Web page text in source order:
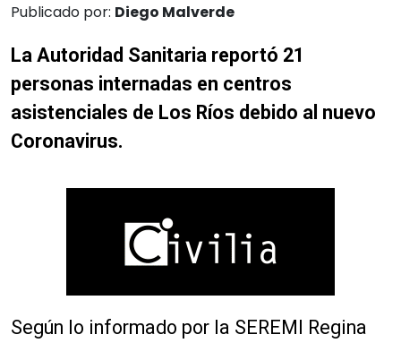
Publicado por: Diego Malverde
La Autoridad Sanitaria reportó 21
personas internadas en centros
asistenciales de Los Ríos debido al nuevo
Coronavirus.
Según lo informado por la SEREMI Regina